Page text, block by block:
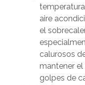
aire
el
calurosos
mantener el
golpes de